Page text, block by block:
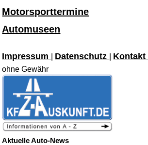
Motorsporttermine
Automuseen
Impressum Datenschutz Kontakt
ohne Gewähr
Aktuelle Auto-News